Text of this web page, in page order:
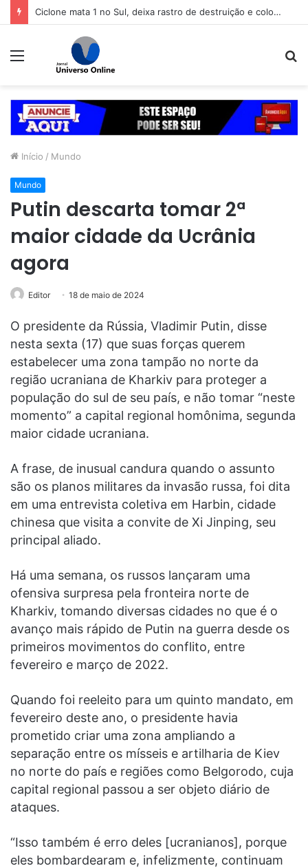
Ciclone mata 1 no Sul, deixa rastro de destruição e coloca 11 estados em alerta
Menu
Início / Mundo
Mundo
Putin descarta tomar 2ª
maior cidade da Ucrânia
agora
Editor 18 de maio de 2024
O presidente da Rússia, Vladimir Putin, disse
nesta sexta (17) que suas forças querem
estabelecer uma zona tampão no norte da
região ucraniana de Kharkiv para proteger a
população do sul de seu país, e não tomar “neste
momento” a capital regional homônima, segunda
maior cidade ucraniana.
A frase, de inusual candura quando o assunto
são os planos militares da invasão russa, foi dita
em uma entrevista coletiva em Harbin, cidade
chinesa que visita a convite de Xi Jinping, seu
principal aliado.
Há uma semana, os russos lançaram uma
ofensiva surpresa pela fronteira norte de
Kharkiv, tomando diversas cidades no que é o
avanço mais rápido de Putin na guerra desde os
primeiros movimentos do conflito, entre
fevereiro e março de 2022.
Quando foi reeleito para um quinto mandato, em
fevereiro deste ano, o presidente havia
prometido criar uma zona ampliando a
separação entre os mísseis e artilharia de Kiev
no norte do país e regiões como Belgorodo, cuja
capital regional passou a ser objeto diário de
ataques.
“Isso também é erro deles [ucranianos], porque
eles bombardearam e, infelizmente, continuam